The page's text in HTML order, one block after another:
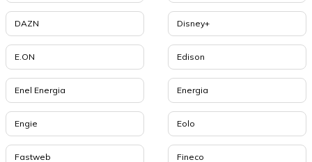
DAZN Disney+
E.ON Edison
Enel Energia Energia
Engie Eolo
Fastweb Fineco